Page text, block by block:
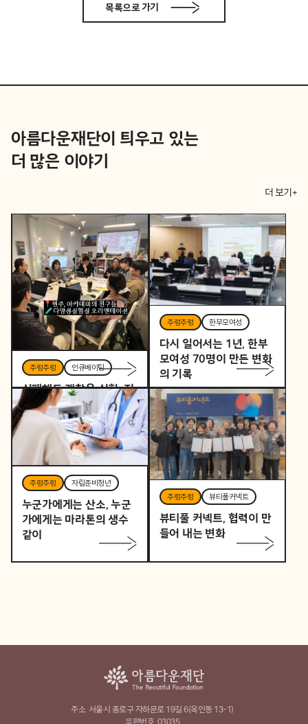
목록으로 가기
아름다운재단이 틔우고 있는
더 많은 이야기
더 보기+
주렁주렁 인큐베이팅
실패해도 괜찮은 실험, 지
역을 바꾸는 작은 시작
주렁주렁 한부모여성
다시 일어서는 1년, 한부
모여성 70명이 만든 변화
의 기록
주렁주렁 자립준비청년
누군가에게는 산소, 누군
가에게는 마라톤의 생수
같이
주렁주렁 뷰티풀커넥트
뷰티풀 커넥트, 협력이 만
들어 내는 변화
주소 서울시 종로구 자하문로 19길 6(옥인동 13-1)
우편번호 03035